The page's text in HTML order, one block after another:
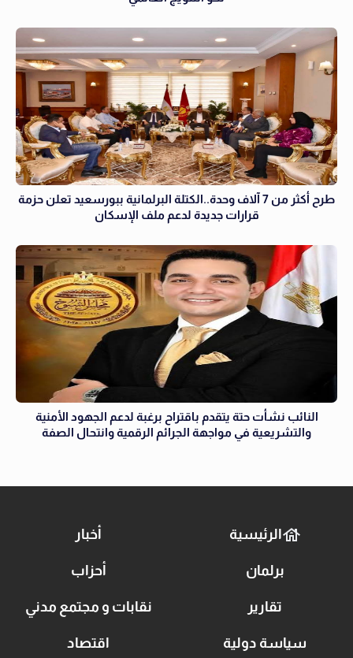
طرح أكثر من 7 آلاف وحدة..الكتلة البرلمانية ببورسعيد تعلن حزمة
قرارات جديدة لدعم ملف الإسكان
النائب نشأت حتة يتقدم باقتراح برغبة لدعم الجهود الأمنية
والتشريعية في مواجهة الجرائم الرقمية وانتحال الصفة
الرئيسية أخبار
برلمان أحزاب
تقارير نقابات و مجتمع مدني
سياسة دولية اقتصاد